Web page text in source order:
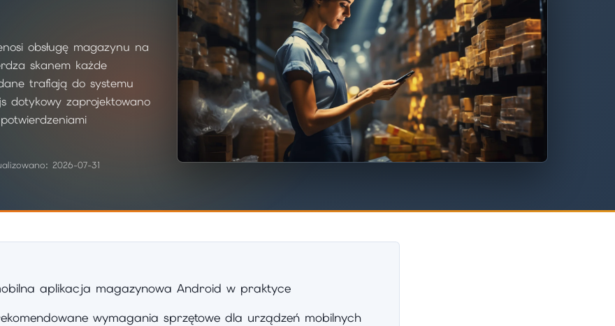
obsługę magazynu na
skanem każde
trafiają do systemu
dotykowy zaprojektowano
2026-07-31
aplikacja magazynowa Android w praktyce
wymagania sprzętowe dla urządzeń mobilnych